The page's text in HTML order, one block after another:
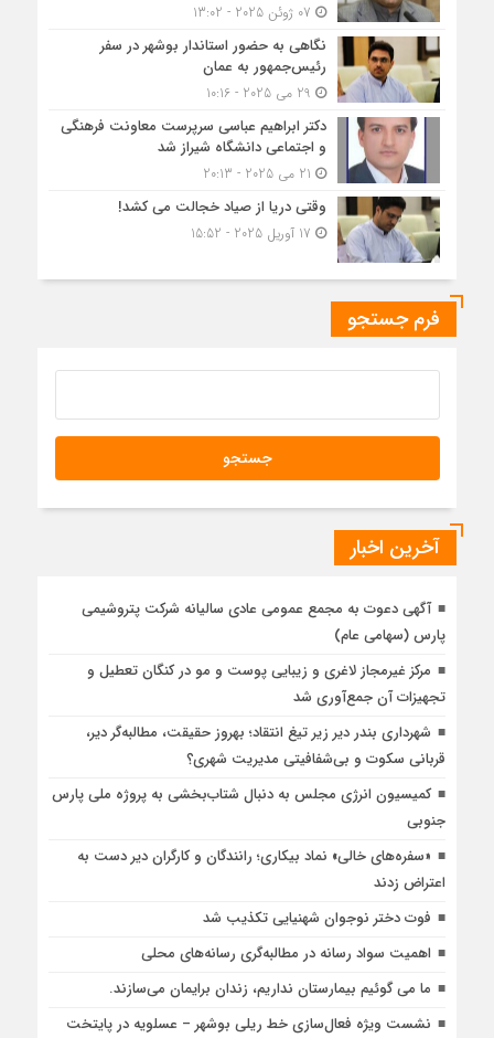
نگاهی به حضور استاندار بوشهر در سفر
رئیس‌جمهور به عمان
دکتر ابراهیم عباسی سرپرست معاونت فرهنگی
و اجتماعی دانشگاه شیراز شد
وقتی دریا از صیاد خجالت می کشد!
فرم جستجو
آخرین اخبار
آگهی دعوت به مجمع عمومی عادی سالیانه شرکت پتروشیمی
پارس (سهامی عام)
مرکز غیرمجاز لاغری و زیبایی پوست و مو در کنگان تعطیل و
تجهیزات آن جمع‌آوری شد
شهرداری بندر دیر زیر تیغ انتقاد؛ بهروز حقیقت، مطالبه‌گر دیر،
قربانی سکوت و بی‌شفافیتی مدیریت شهری؟
کمیسیون انرژی مجلس به دنبال شتاب‌بخشی به پروژه ملی پارس
جنوبی
«سفره‌های خالی» نماد بیکاری؛ رانندگان و کارگران دیر دست به
اعتراض زدند
فوت دختر نوجوان شهنیایی تکذیب شد
اهمیت سواد رسانه در مطالبه‌گری رسانه‌های محلی
ما می گوئیم بیمارستان نداریم، زندان برایمان می‌سازند.
نشست ویژه فعال‌سازی خط ریلی بوشهر – عسلویه در پایتخت